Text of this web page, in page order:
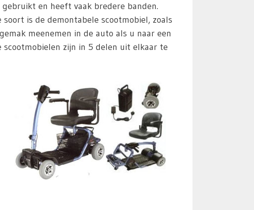
en heeft vaak bredere banden.
is de demontabele scootmobiel, zoals
meenemen in de auto als u naar een
zijn in 5 delen uit elkaar te